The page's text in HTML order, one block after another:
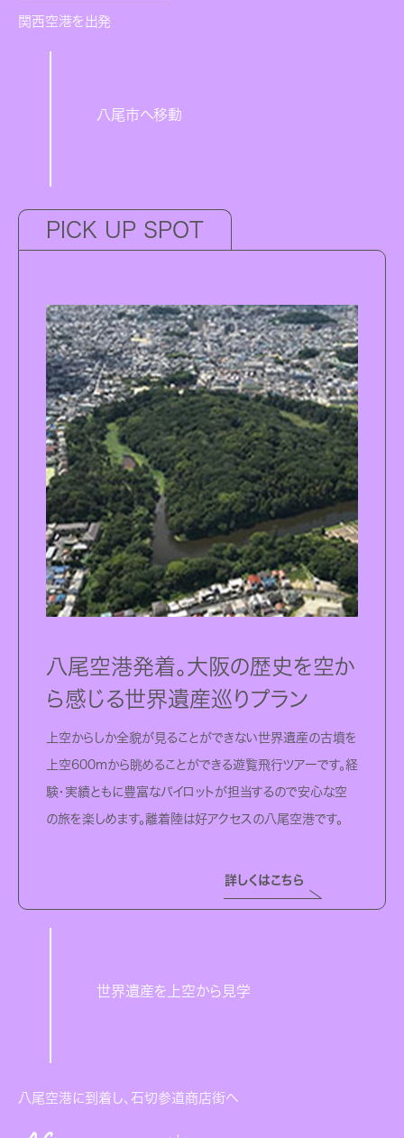
関西空港を出発
八尾市へ移動
PICK UP SPOT
八尾空港発着。大阪の歴史を空か
ら感じる世界遺産巡りプラン
上空からしか全貌が見ることができない世界遺産の古墳を
上空600mから眺めることができる遊覧飛行ツアーです。経
験・実績ともに豊富なパイロットが担当するので安心な空
の旅を楽しめます。離着陸は好アクセスの八尾空港です。
詳しくはこちら
世界遺産を上空から見学
八尾空港に到着し、石切参道商店街へ